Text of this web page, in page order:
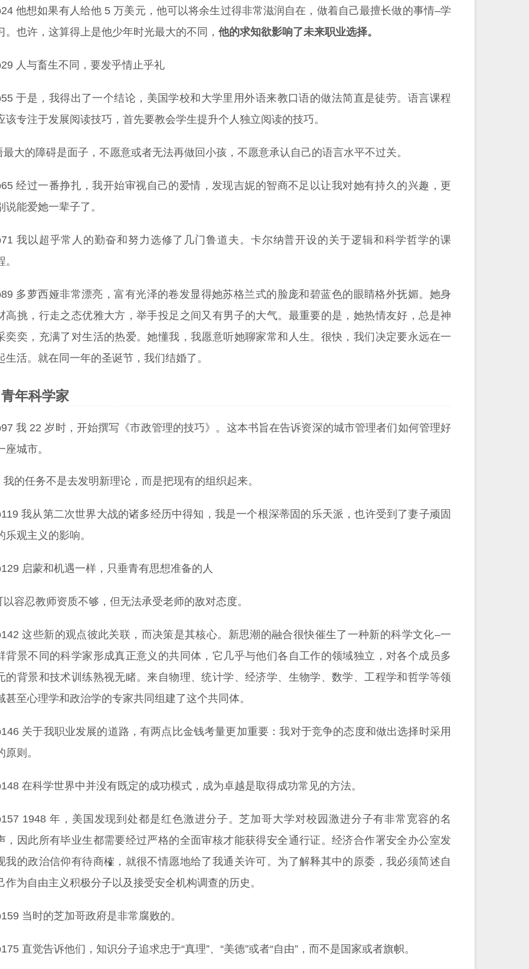
他想如果有人给他 5 万美元，他可以将余生过得非常滋润自在，做着自己最擅长做的事情–学
。也许，这算得上是他少年时光最大的不同， 他的求知欲影响了未来职业选择。
人与畜生不同，要发乎情止乎礼
于是，我得出了一个结论，美国学校和大学里用外语来教口语的做法简直是徒劳。语言课程
该专注于发展阅读技巧，首先要教会学生提升个人独立阅读的技巧。
最大的障碍是面子，不愿意或者无法再做回小孩，不愿意承认自己的语言水平不过关。
经过一番挣扎，我开始审视自己的爱情，发现吉妮的智商不足以让我对她有持久的兴趣，更
说能爱她一辈子了。
我以超乎常人的勤奋和努力选修了几门鲁道夫。卡尔纳普开设的关于逻辑和科学哲学的课
。
多萝西娅非常漂亮，富有光泽的卷发显得她苏格兰式的脸庞和碧蓝色的眼睛格外抚媚。她身
高挑，行走之态优雅大方，举手投足之间又有男子的大气。最重要的是，她热情友好，总是神
奕奕，充满了对生活的热爱。她懂我，我愿意听她聊家常和人生。很快，我们决定要永远在一
生活。就在同一年的圣诞节，我们结婚了。
青年科学家
我 22 岁时，开始撰写《市政管理的技巧》。这本书旨在告诉资深的城市管理者们如何管理好
座城市。
我的任务不是去发明新理论，而是把现有的组织起来。
我从第二次世界大战的诸多经历中得知，我是一个根深蒂固的乐天派，也许受到了妻子顽固
乐观主义的影响。
启蒙和机遇一样，只垂青有思想准备的人
以容忍教师资质不够，但无法承受老师的敌对态度。
这些新的观点彼此关联，而决策是其核心。新思潮的融合很快催生了一种新的科学文化–一
背景不同的科学家形成真正意义的共同体，它几乎与他们各自工作的领域独立，对各个成员多
的背景和技术训练熟视无睹。来自物理、统计学、经济学、生物学、数学、工程学和哲学等领
甚至心理学和政治学的专家共同组建了这个共同体。
关于我职业发展的道路，有两点比金钱考量更加重要：我对于竞争的态度和做出选择时采用
原则。
在科学世界中并没有既定的成功模式，成为卓越是取得成功常见的方法。
1948 年，美国发现到处都是红色激进分子。芝加哥大学对校园激进分子有非常宽容的名
，因此所有毕业生都需要经过严格的全面审核才能获得安全通行证。经济合作署安全办公室发
我的政治信仰有待商榷，就很不情愿地给了我通关许可。为了解释其中的原委，我必须简述自
作为自由主义积极分子以及接受安全机构调查的历史。
当时的芝加哥政府是非常腐败的。
直觉告诉他们，知识分子追求忠于“真理”、“美德”或者“自由”，而不是国家或者旗帜。